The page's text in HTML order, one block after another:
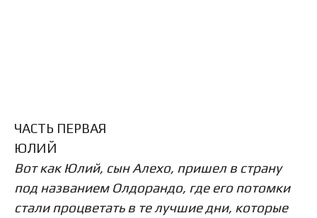
ЧАСТЬ ПЕРВАЯ
ЮЛИЙ
Вот как Юлий, сын Алехо, пришел в страну
под названием Олдорандо, где его потомки
стали процветать в те лучшие дни, которые